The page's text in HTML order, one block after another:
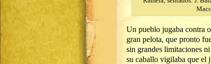
Un pueblo jugaba contra
gran pelota, que pronto
sin grandes limitaciones
su caballo vigilaba que el